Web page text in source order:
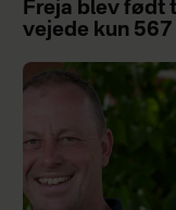
Freja blev født
vejede kun 567